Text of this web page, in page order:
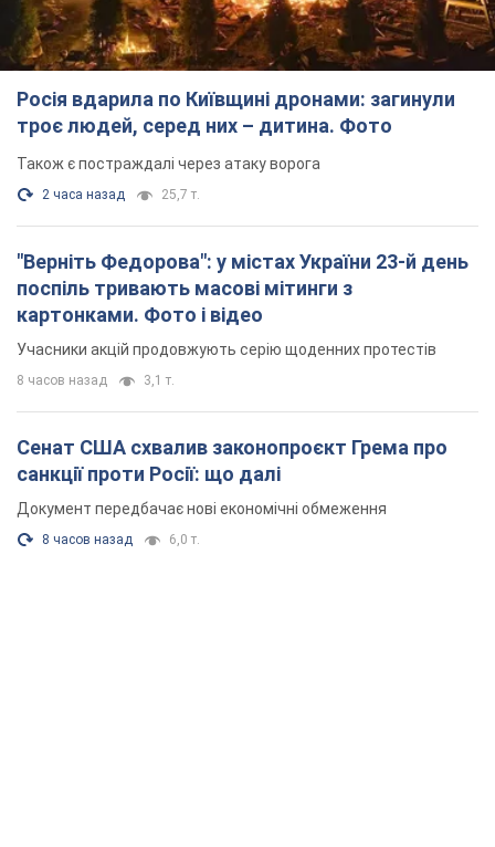
Росія вдарила по Київщині дронами: загинули
троє людей, серед них – дитина. Фото
Також є постраждалі через атаку ворога
2 часа назад 25,7 т.
"Верніть Федорова": у містах України 23-й день
поспіль тривають масові мітинги з
картонками. Фото і відео
Учасники акцій продовжують серію щоденних протестів
8 часов назад 3,1 т.
Сенат США схвалив законопроєкт Грема про
санкції проти Росії: що далі
Документ передбачає нові економічні обмеження
8 часов назад 6,0 т.